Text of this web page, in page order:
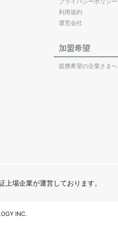
利用規約
運営会社
加盟希望
提携希望の企業さまへ
上場企業が運営しております。
INC.